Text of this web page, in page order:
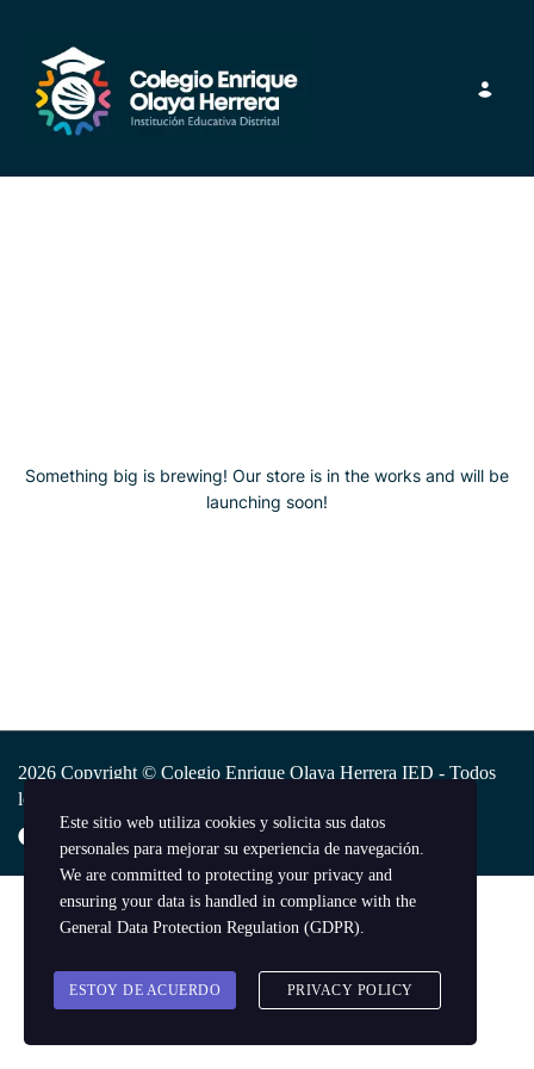
Toggle
Something big is brewing! Our store is in the works and will be
launching soon!
2026 Copyright © Colegio Enrique Olaya Herrera IED - Todos
los derechos reservados.
Este sitio web utiliza cookies y solicita sus datos
personales para mejorar su experiencia de navegación.
We are committed to protecting your privacy and
ensuring your data is handled in compliance with the
General Data Protection Regulation (GDPR).
ESTOY DE ACUERDO PRIVACY POLICY